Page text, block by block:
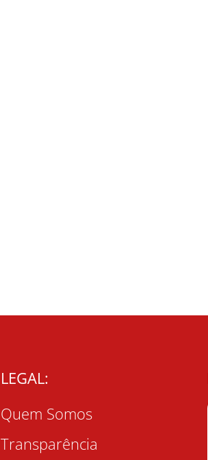
LEGAL:
Quem Somos
Transparência